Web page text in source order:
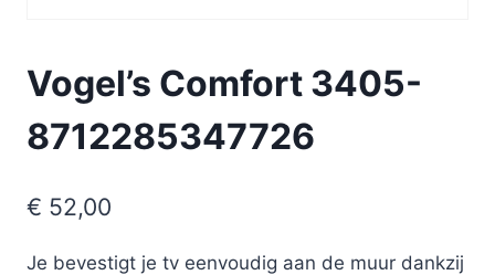
Vogel’s Comfort 3405-
8712285347726
€ 52,00
Je bevestigt je tv eenvoudig aan de muur dankzij